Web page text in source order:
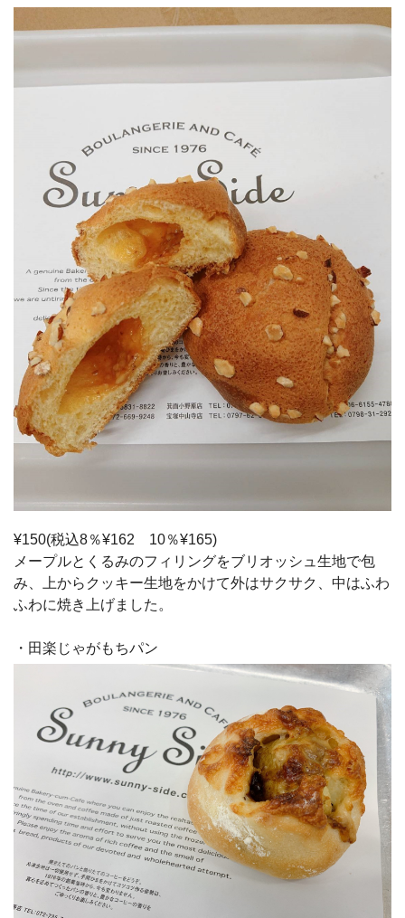
¥150(税込8％¥162 10％¥165)
メープルとくるみのフィリングをブリオッシュ生地で包
み、上からクッキー生地をかけて外はサクサク、中はふわ
ふわに焼き上げました。
・田楽じゃがもちパン